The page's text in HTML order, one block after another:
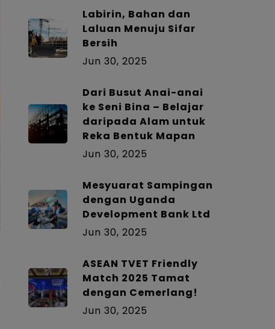
Labirin, Bahan dan
Laluan Menuju Sifar
Bersih
Jun 30, 2025
Dari Busut Anai-anai
ke Seni Bina – Belajar
daripada Alam untuk
Reka Bentuk Mapan
Jun 30, 2025
Mesyuarat Sampingan
dengan Uganda
Development Bank Ltd
Jun 30, 2025
ASEAN TVET Friendly
Match 2025 Tamat
dengan Cemerlang!
Jun 30, 2025